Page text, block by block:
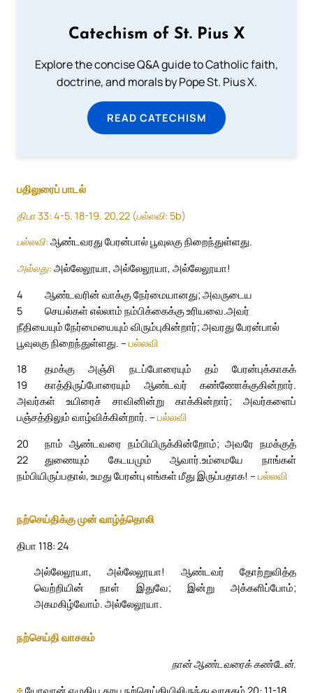
Catechism of St. Pius X
Explore the concise Q&A guide to Catholic faith,
doctrine, and morals by Pope St. Pius X.
READ CATECHISM
பதிலுரைப் பாடல்
திபா 33: 4-5. 18-19. 20,22 (பல்லவி: 5b)
பல்லவி: ஆண்டவரது பேரன்பால் பூவுலகு நிறைந்துள்ளது.
அல்லது: அல்லேலூயா, அல்லேலூயா, அல்லேலூயா!
4
ஆண்டவரின் வாக்கு நேர்மையானது; அவருடைய
செயல்கள் எல்லாம் நம்பிக்கைக்கு உரியவை.
5
அவர்
நீதியையும் நேர்மையையும் விரும்புகின்றார்; அவரது பேரன்பால்
பூவுலகு நிறைந்துள்ளது. – பல்லவி
18
தமக்கு அஞ்சி நடப்போரையும் தம் பேரன்புக்காகக்
காத்திருப்போரையும் ஆண்டவர் கண்ணோக்குகின்றார்.
19
அவர்கள் உயிரைச் சாவினின்று காக்கின்றார்; அவர்களைப்
பஞ்சத்திலும் வாழ்விக்கின்றார். – பல்லவி
20
நாம் ஆண்டவரை நம்பியிருக்கின்றோம்; அவரே நமக்குத்
துணையும் கேடயமும் ஆவார்.
22
உம்மையே நாங்கள்
நம்பியிருப்பதால், உமது பேரன்பு எங்கள் மீது இருப்பதாக! – பல்லவி
நற்செய்திக்கு முன் வாழ்த்தொலி
திபா 118: 24
அல்லேலூயா, அல்லேலூயா! ஆண்டவர் தோற்றுவித்த
வெற்றியின் நாள் இதுவே; இன்று அக்களிப்போம்;
அகமகிழ்வோம். அல்லேலூயா.
நற்செய்தி வாசகம்
நான் ஆண்டவரைக் கண்டேன்.
✠யோவான் எழுதிய தூய நற்செய்தியிலிருந்து வாசகம் 20: 11-18